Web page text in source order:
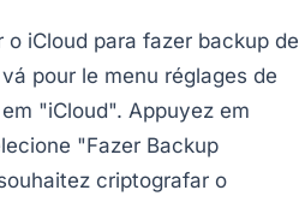
o iCloud para fazer backup de
pour le menu réglages de
"iCloud". Appuyez em
"Fazer Backup
criptografar o